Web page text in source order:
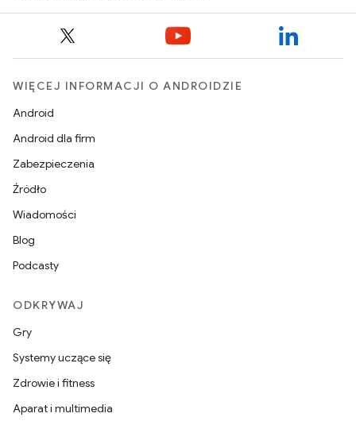
WIĘCEJ INFORMACJI O ANDROIDZIE
Android
Android dla firm
Zabezpieczenia
Źródło
Wiadomości
Blog
Podcasty
ODKRYWAJ
Gry
Systemy uczące się
Zdrowie i fitness
Aparat i multimedia